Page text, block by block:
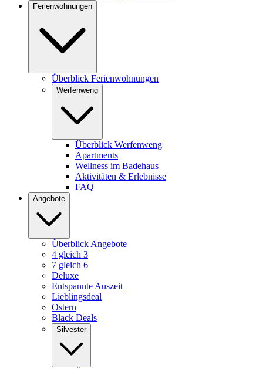
Ferienwohnungen
Überblick Ferienwohnungen
Werfenweng
Überblick Werfenweng
Apartments
Wellness im Badehaus
Aktivitäten & Erlebnisse
FAQ
Angebote
Überblick Angebote
4 gleich 3
7 gleich 6
Deluxe
Entspannte Auszeit
Lieblingsdeal
Ostern
Black Deals
Silvester